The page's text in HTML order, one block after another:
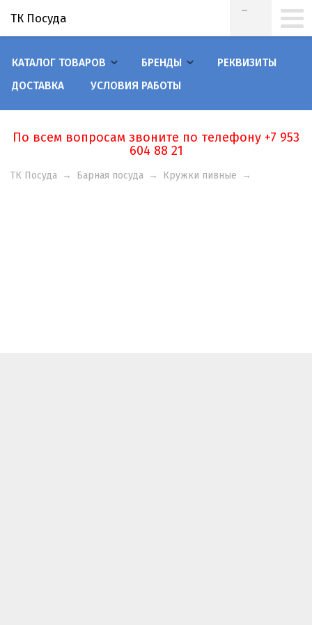
ТК Посуда
КАТАЛОГ ТОВАРОВ БРЕНДЫ
РЕКВИЗИТЫ
ДОСТАВКА
УСЛОВИЯ РАБОТЫ
По всем вопросам звоните по телефону +7 953
604 88 21
ТК Посуда → Барная посуда → Кружки пивные →